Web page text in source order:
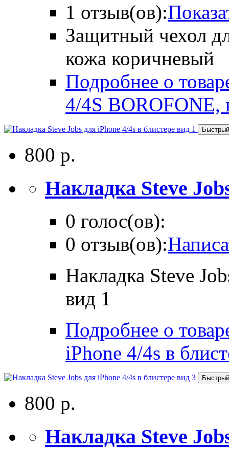
1 отзыв(ов):
Защитный чехол
кожа коричневый
Подробнее о
4/4S BOROFONE,
800 р.
Накладка Steve
0 голос(ов):
0 отзыв(ов):
Накладка Steve
вид 1
Подробнее о
iPhone 4/4s в
800 р.
Накладка Steve